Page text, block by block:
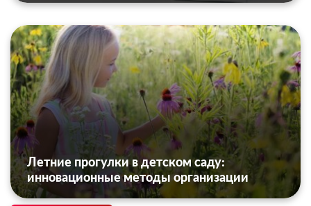
Летние прогулки в детском саду:
инновационные методы организации